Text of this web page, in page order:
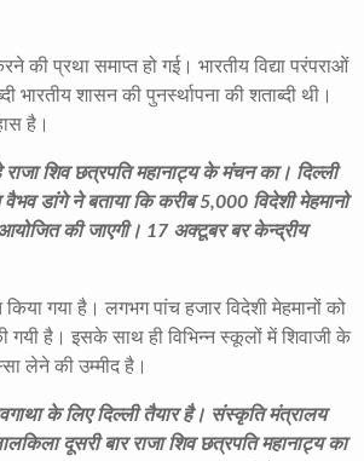
प्रथा समाप्त हो गई। भारतीय विद्या परंपराओं
भारतीय शासन की पुनर्स्थापना की शताब्दी थी।
है।
शिव छत्रपति महानाट्य के मंचन का। दिल्ली
डांगे ने बताया कि करीब 5,000 विदेशी मेहमानो
आयोजित की जाएगी। 17 अक्टूबर बर केन्द्रीय
गया है। लगभग पांच हजार विदेशी मेहमानों को
गयी है। इसके साथ ही विभिन्न स्कूलों में शिवाजी के
लेने की उम्मीद है।
के लिए दिल्ली तैयार है। संस्कृति मंत्रालय
दूसरी बार राजा शिव छत्रपति महानाट्य का